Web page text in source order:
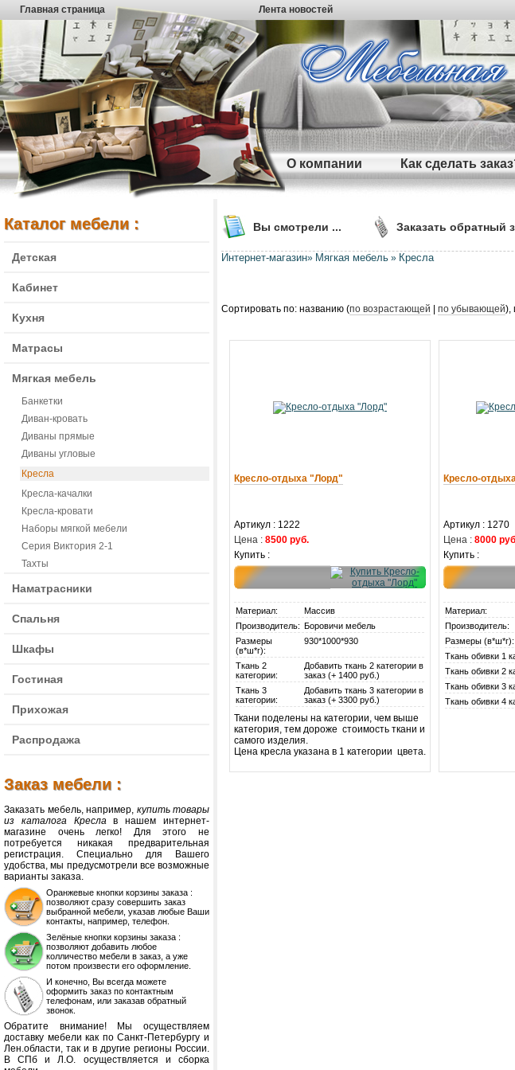
Главная страница Лента новостей
О компании Как сделать
Каталог мебели :
Детская
Кабинет
Кухня
Матрасы
Мягкая мебель
Банкетки
Диван-кровать
Диваны прямые
Диваны угловые
Кресла
Кресла-качалки
Кресла-кровати
Наборы мягкой мебели
Серия Виктория 2-1
Тахты
Наматрасники
Спальня
Шкафы
Гостиная
Прихожая
Распродажа
Заказ мебели :
Заказать мебель, например, купить товары
из каталога Креслав нашем интернет-
магазине очень легко! Для этого не
потребуется никакая предварительная
регистрация. Специально для Вашего
удобства, мы предусмотрели все возможные
варианты заказа.
Оранжевые кнопки корзины заказа :
позволяют сразу совершить заказ
выбранной мебели, указав любые Ваши
контакты, например, телефон.
Зелёные кнопки корзины заказа :
позволяют добавить любое
колличество мебели в заказ, а уже
потом произвести его оформление.
И конечно, Вы всегда можете
оформить заказ по контактным
телефонам, или заказав обратный
звонок.
Обратите внимание! Мы осуществляем
доставку мебели как по Санкт-Петербургу и
Лен.области, так и в другие регионы России.
В СПб и Л.О. осуществляется и сборка
Вы смотрели ... Заказать обратный
Интернет-магазин» Мягкая мебель » Кресла
Сортировать по: названию (по возрастающей по убывающей),
Кресло-отдыха "Лорд"
Артикул : 1222
Цена : 8500 руб.
Купить :
Материал:
Массив
Производитель: Боровичи мебель
Размеры
(в*ш*г):
930*1000*930
Ткань 2
категории:
Добавить ткань 2 категории в
заказ (+ 1400 руб.)
Ткань 3
категории:
Добавить ткань 3 категории в
заказ (+ 3300 руб.)
Ткани поделены на категории, чем выше
категория, тем дороже стоимость ткани и
самого изделия.
Цена кресла указана в 1 категории цвета.
Кресло-
Артикул : 1270
Цена : 8000
Купить :
Материал:
Производитель:
Размеры (в*ш*г):
Ткань обивки 1
Ткань обивки 2
Ткань обивки 3
Ткань обивки 4